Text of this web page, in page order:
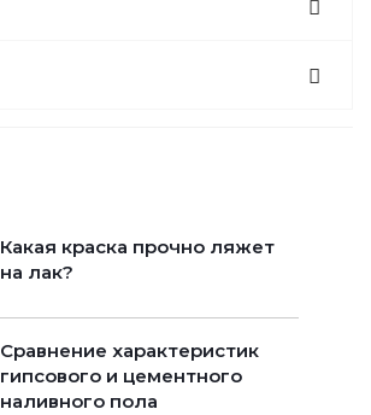
Какая краска прочно ляжет
на лак?
Сравнение характеристик
гипсового и цементного
наливного пола